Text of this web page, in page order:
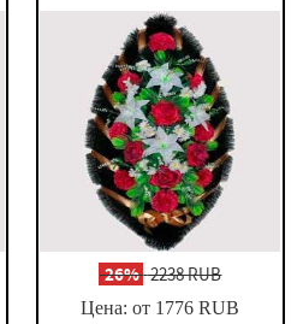
-26%2238 RUB
Цена: от 1776 RUB